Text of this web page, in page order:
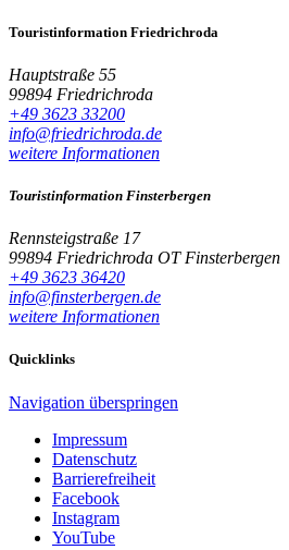
Touristinformation Friedrichroda
Hauptstraße 55
99894 Friedrichroda
+49 3623 33200
info@friedrichroda.de
weitere Informationen
Touristinformation Finsterbergen
Rennsteigstraße 17
99894 Friedrichroda OT Finsterbergen
+49 3623 36420
info@finsterbergen.de
weitere Informationen
Quicklinks
Navigation überspringen
Impressum
Datenschutz
Barrierefreiheit
Facebook
Instagram
YouTube